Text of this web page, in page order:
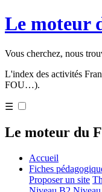
Le moteur
Vous cherchez, nous
L'index des activités
FOU…).
☰
Le moteur du
Accueil
Fiches
Proposer un site